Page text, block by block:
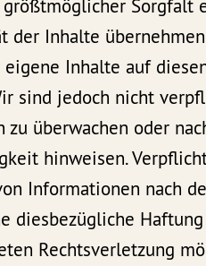
Sorgfalt
der Inhalte
Inhalte auf
sind jedoch nicht
überwachen oder
hinweisen.
Informationen nach
diesbezügliche
Rechtsverletzung